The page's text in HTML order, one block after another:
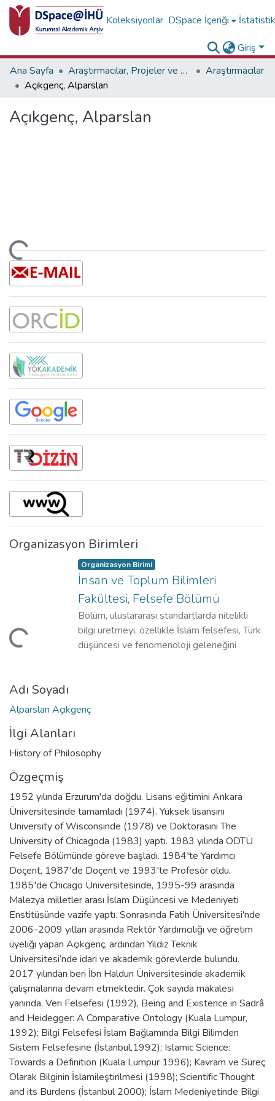
Koleksiyonlar DSpace İçeriği
Giriş
Ana Sayfa
Araştırmacılar, Projeler ve Birimler
Araştırmacılar
Açıkgenç, Alparslan
Açıkgenç, Alparslan
Organizasyon Birimleri
Organizasyon Birimi
İnsan ve Toplum Bilimleri
Fakültesi, Felsefe Bölümü
Bölüm, uluslararası standartlarda nitelikli
bilgi üretmeyi, özellikle İslam felsefesi, Türk
düşüncesi ve fenomenoloji geleneğini
mirası da yer almaktadır.
Adı Soyadı
Alparslan Açıkgenç
İlgi Alanları
History of Philosophy
Özgeçmiş
1952 yılında Erzurum'da doğdu. Lisans eğitimini Ankara
Üniversitesinde tamamladı (1974). Yüksek lisansını
University of Wisconsinde (1978) ve Doktorasını The
University of Chicagoda (1983) yaptı. 1983 yılında ODTÜ
Felsefe Bölümünde göreve başladı. 1984′te Yardımcı
Doçent, 1987′de Doçent ve 1993′te Profesör oldu.
1985′de Chicago Üniversitesinde, 1995-99 arasında
Malezya milletler arası İslam Düşüncesi ve Medeniyeti
Enstitüsünde vazife yaptı. Sonrasında Fatih Üniversitesi'nde
2006-2009 yılları arasında Rektör Yardımcılığı ve öğretim
üyeliği yapan Açıkgenç, ardından Yıldız Teknik
Üniversitesi’nde idari ve akademik görevlerde bulundu.
2017 yılından beri İbn Haldun Üniversitesinde akademik
çalışmalarına devam etmektedir. Çok sayıda makalesi
yanında, Veri Felsefesi (1992), Being and Existence in Sadrâ
and Heidegger: A Comparative Ontology (Kuala Lumpur,
1992); Bilgi Felsefesi İslam Bağlamında Bilgi Bilimden
Sistem Felsefesine (İstanbul,1992); Islamic Science:
Towards a Definition (Kuala Lumpur 1996); Kavram ve Süreç
Olarak Bilginin İslamileştirilmesi (1998); Scientific Thought
and its Burdens (İstanbul 2000); İslam Medeniyetinde Bilgi